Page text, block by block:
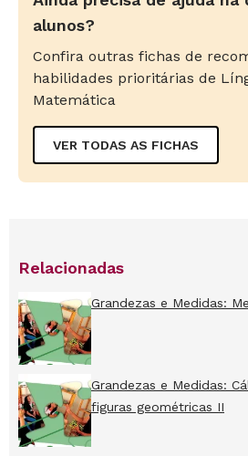
alunos?
Confira outras fichas de
habilidades prioritárias de
Matemática
VER TODAS AS FICHAS
Relacionadas
Grandezas e Medidas:
Grandezas e Medidas:
figuras geométricas II